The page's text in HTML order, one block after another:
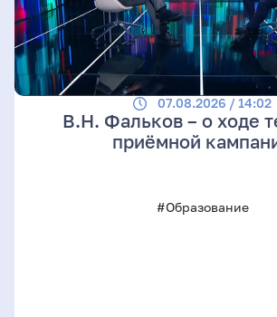
07.08.2026 / 14:02
В.Н. Фальков – о ходе
приёмной
#Образование